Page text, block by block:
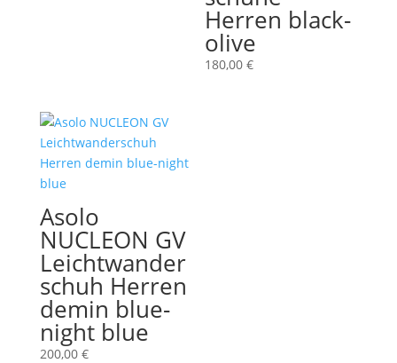
Herren black-
olive
180,00€
Asolo
NUCLEON GV
Leichtwander
schuh Herren
demin blue-
night blue
200,00 €